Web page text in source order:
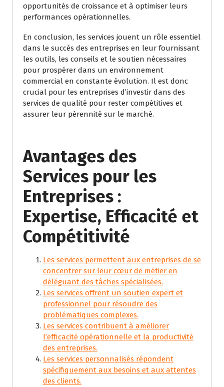
opportunités de croissance et à optimiser leurs
performances opérationnelles.
En conclusion, les services jouent un rôle essentiel
dans le succès des entreprises en leur fournissant
les outils, les conseils et le soutien nécessaires
pour prospérer dans un environnement
commercial en constante évolution. Il est donc
crucial pour les entreprises d’investir dans des
services de qualité pour rester compétitives et
assurer leur pérennité sur le marché.
Avantages des
Services pour les
Entreprises :
Expertise, Efficacité et
Compétitivité
Les services permettent aux entreprises de se
concentrer sur leur cœur de métier en
déléguant des tâches spécialisées.
Les services offrent un soutien expert et
professionnel pour résoudre des
problématiques complexes.
Les services contribuent à améliorer
l’efficacité opérationnelle et la productivité
des entreprises.
Les services personnalisés répondent
spécifiquement aux besoins et aux attentes
des clients.